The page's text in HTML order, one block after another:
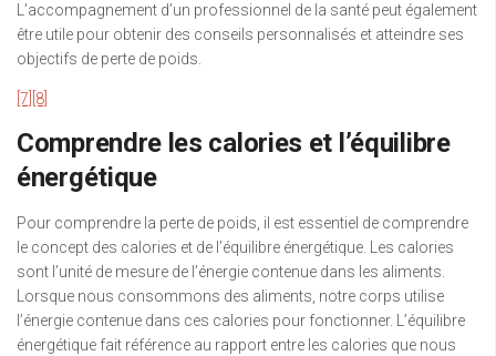
L’accompagnement d’un professionnel de la santé peut également
être utile pour obtenir des conseils personnalisés et atteindre ses
objectifs de perte de poids.
[7] [8]
Comprendre les calories et l’équilibre
énergétique
Pour comprendre la perte de poids, il est essentiel de comprendre
le concept des calories et de l’équilibre énergétique. Les calories
sont l’unité de mesure de l’énergie contenue dans les aliments.
Lorsque nous consommons des aliments, notre corps utilise
l’énergie contenue dans ces calories pour fonctionner. L’équilibre
énergétique fait référence au rapport entre les calories que nous